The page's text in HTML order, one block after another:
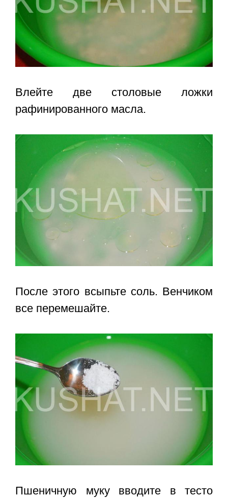
Влейте две столовые ложки
рафинированного масла.
После этого всыпьте соль. Венчиком
все перемешайте.
Пшеничную муку вводите в тесто